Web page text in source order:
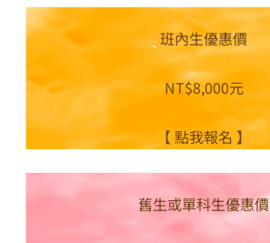
班內生優惠價
NT$8,000元
【 點我報名 】
舊生或單科生優惠價